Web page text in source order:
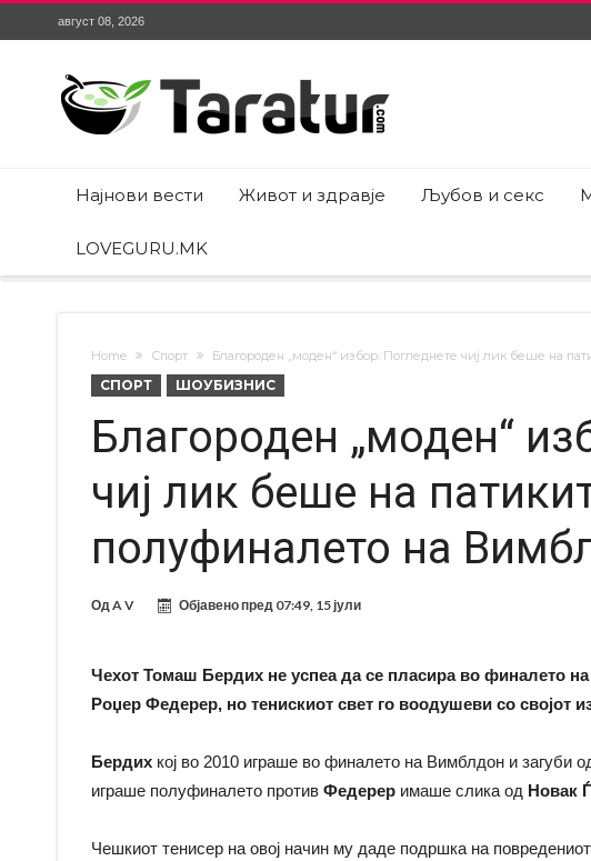
август 08, 2026
Најнови вести Живот и здравје Љубов и секс
LOVEGURU.MK
Home Спорт Благороден „моден“ избор: Погледнете чиј лик беше на
СПОРТ ШОУБИЗНИС
Благороден „моден“
чиј лик беше на
полуфиналето на
ОдA V Објавено пред 07:49, 15 јули
Чехот Томаш Бердих не успеа да се пласира во финалето
Роџер Федерер, но тенискиот свет го воодушеви со својот
Бердих кој во 2010 играше во финалето на Вимблдон и загуби
играше полуфиналето против Федерер имаше слика од Новак
Чешкиот тенисер на овој начин му даде подршка на